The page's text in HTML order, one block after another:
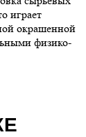
играет
окрашенной
физико-